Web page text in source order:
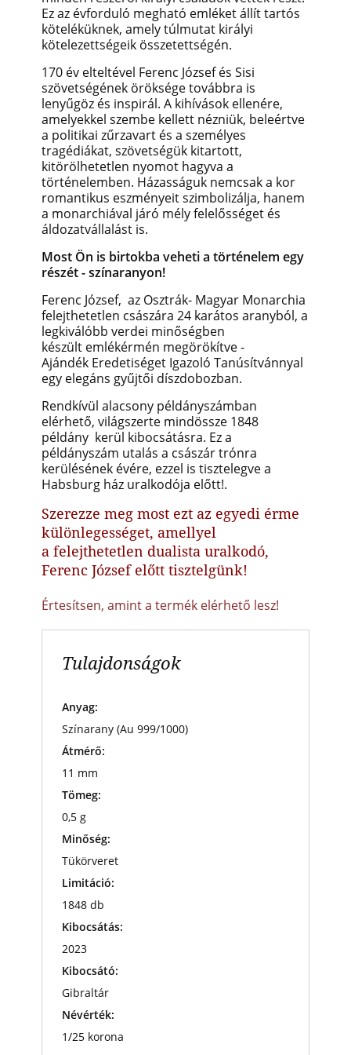
Ez az évforduló megható emléket állít tartós
köteléküknek, amely túlmutat királyi
kötelezettségeik összetettségén.
170 év elteltével Ferenc József és Sisi
szövetségének öröksége továbbra is
lenyűgöz és inspirál. A kihívások ellenére,
amelyekkel szembe kellett nézniük, beleértve
a politikai zűrzavart és a személyes
tragédiákat, szövetségük kitartott,
kitörölhetetlen nyomot hagyva a
történelemben. Házasságuk nemcsak a kor
romantikus eszményeit szimbolizálja, hanem
a monarchiával járó mély felelősséget és
áldozatvállalást is.
Most Ön is birtokba veheti a történelem egy
részét - színaranyon!
Ferenc József, az Osztrák- Magyar Monarchia
felejthetetlen császára 24 karátos aranyból, a
legkiválóbb verdei minőségben
készült emlékérmén megörökítve -
Ajándék Eredetiséget Igazoló Tanúsítvánnyal
egy elegáns gyűjtői díszdobozban.
Rendkívül alacsony példányszámban
elérhető, világszerte mindössze 1848
példány kerül kibocsátásra. Ez a
példányszám utalás a császár trónra
kerülésének évére, ezzel is tisztelegve a
Habsburg ház uralkodója előtt!.
Szerezze meg most ezt az egyedi érme
különlegességet, amellyel
a felejthetetlen dualista uralkodó,
Ferenc József előtt tisztelgünk!
Értesítsen, amint a termék elérhető lesz!
Tulajdonságok
Anyag:
Színarany (Au 999/1000)
Átmérő:
11 mm
Tömeg:
0,5 g
Minőség:
Tükörveret
Limitáció:
1848 db
Kibocsátás:
2023
Kibocsátó:
Gibraltár
Névérték:
1/25 korona